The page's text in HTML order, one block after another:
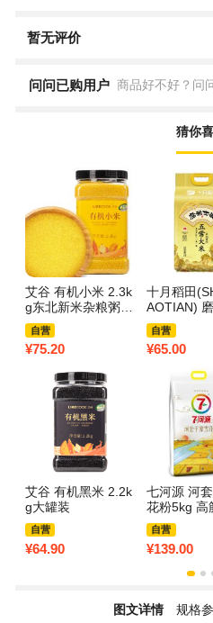
暂无评价
问问已购用户 商品好不好？问
猜你
艾谷 有机小米 2.3k
g东北新米杂粮粥五
谷特产粗粮粥料可
做米糊大罐装
自营
¥75.20
十月稻田
AOTIAN)
五常大米
自营
¥65.00
艾谷 有机黑米 2.2k
g大罐装
自营
¥64.90
七河源 河
花粉5kg 高
河套面粉
自营
¥139.00
图文详情 规格